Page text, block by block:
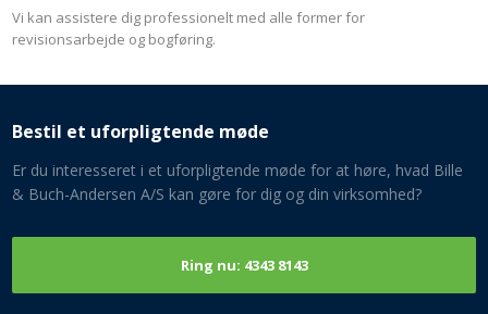
Vi kan assistere dig professionelt med alle former for
revisionsarbejde og bogføring.
Bestil et uforpligtende møde
Er du interesseret i et uforpligtende møde for at høre, hvad Bille
& Buch-Andersen A/S kan gøre for dig og din virksomhed​?
Ring nu: 4343 8143​